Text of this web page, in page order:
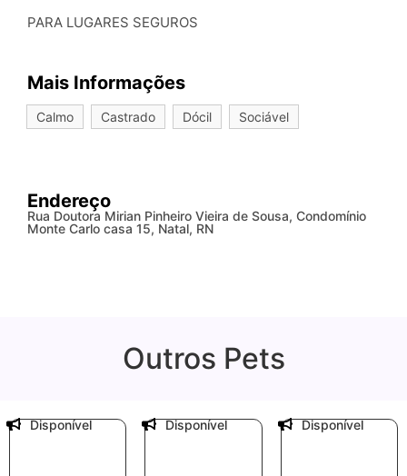
PARA LUGARES SEGUROS
Mais Informações
Calmo Castrado Dócil Sociável
Endereço
Rua Doutora Mirian Pinheiro Vieira de Sousa, Condomínio
Monte Carlo casa 15, Natal, RN
Outros Pets
Disponível Disponível Disponível